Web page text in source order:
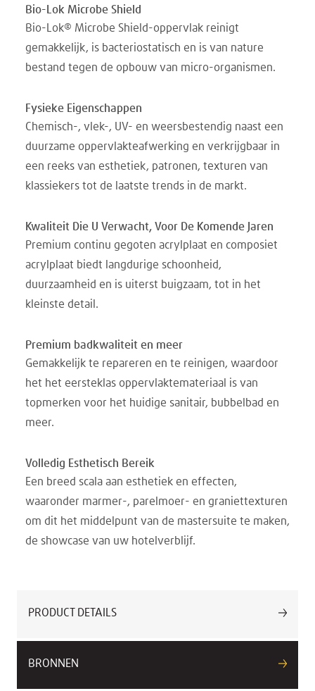
Bio-Lok Microbe Shield
Bio-Lok® Microbe Shield-oppervlak reinigt
gemakkelijk, is bacteriostatisch en is van nature
bestand tegen de opbouw van micro-organismen.
Fysieke Eigenschappen
Chemisch-, vlek-, UV- en weersbestendig naast een
duurzame oppervlakteafwerking en verkrijgbaar in
een reeks van esthetiek, patronen, texturen van
klassiekers tot de laatste trends in de markt.
Kwaliteit Die U Verwacht, Voor De Komende Jaren
Premium continu gegoten acrylplaat en composiet
acrylplaat biedt langdurige schoonheid,
duurzaamheid en is uiterst buigzaam, tot in het
kleinste detail.
Premium badkwaliteit en meer
Gemakkelijk te repareren en te reinigen, waardoor
het het eersteklas oppervlaktemateriaal is van
topmerken voor het huidige sanitair, bubbelbad en
meer.
Volledig Esthetisch Bereik
Een breed scala aan esthetiek en effecten,
waaronder marmer-, parelmoer- en graniettexturen
om dit het middelpunt van de mastersuite te maken,
de showcase van uw hotelverblijf.
PRODUCT DETAILS
BRONNEN